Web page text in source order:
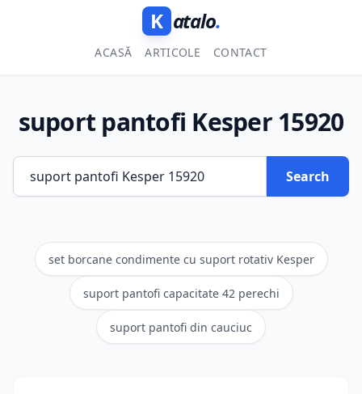
K atalo.
ACASĂ ARTICOLE CONTACT
suport pantofi Kesper 15920
Search
set borcane condimente cu suport rotativ Kesper
suport pantofi capacitate 42 perechi
suport pantofi din cauciuc